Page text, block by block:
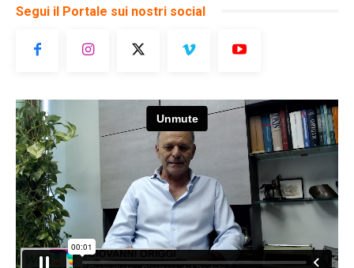
Segui il Portale sui nostri social